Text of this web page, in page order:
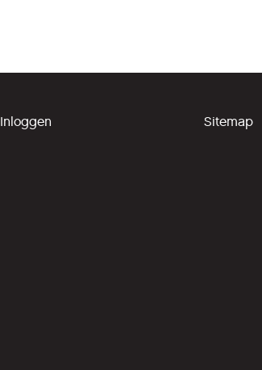
Inloggen Sitemap